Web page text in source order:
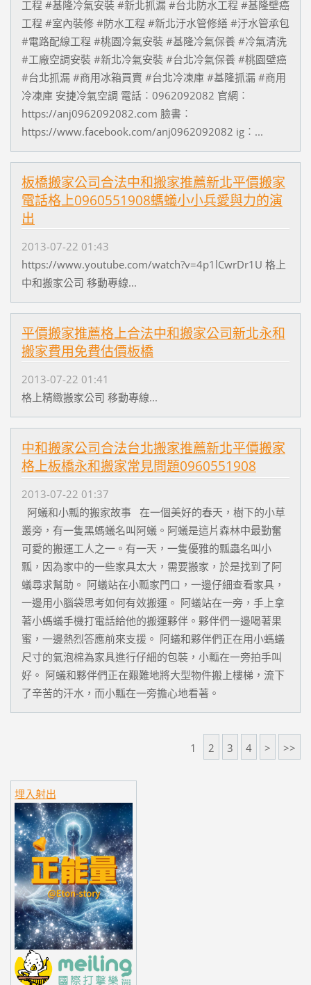
工程 #基隆冷氣安裝 #新北抓漏 #台北防水工程 #基隆壁癌
工程 #室內裝修 #防水工程 #新北汙水管修繕 #汙水管承包
#電路配線工程 #桃園冷氣安裝 #基隆冷氣保養 #冷氣清洗
#工廠空調安裝 #新北冷氣安裝 #台北冷氣保養 #桃園壁癌
#台北抓漏 #商用冰箱買賣 #台北冷凍庫 #基隆抓漏 #商用
冷凍庫 安捷冷氣空調 電話︰0962092082 官網︰
https://anj0962092082.com 臉書︰
https://www.facebook.com/anj0962092082 ig︰...
板橋搬家公司合法中和搬家推薦新北平價搬家
電話格上0960551908螞蟻小小兵愛與力的演
出
2013-07-22 01:43
https://www.youtube.com/watch?v=4p1lCwrDr1U 格上
中和搬家公司 移動專線...
平價搬家推薦格上合法中和搬家公司新北永和
搬家費用免費估價板橋
2013-07-22 01:41
格上精緻搬家公司 移動專線...
中和搬家公司合法台北搬家推薦新北平價搬家
格上板橋永和搬家常見問題0960551908
2013-07-22 01:37
阿蟻和小瓢的搬家故事 在一個美好的春天，樹下的小草
叢旁，有一隻黑螞蟻名叫阿蟻。阿蟻是這片森林中最勤奮
可愛的搬運工人之一。有一天，一隻優雅的瓢蟲名叫小
瓢，因為家中的一些家具太大，需要搬家，於是找到了阿
蟻尋求幫助。 阿蟻站在小瓢家門口，一邊仔細查看家具，
一邊用小腦袋思考如何有效搬運。 阿蟻站在一旁，手上拿
著小螞蟻手機打電話給他的搬運夥伴。夥伴們一邊喝著果
蜜，一邊熱烈答應前來支援。 阿蟻和夥伴們正在用小螞蟻
尺寸的氣泡棉為家具進行仔細的包裝，小瓢在一旁拍手叫
好。 阿蟻和夥伴們正在艱難地將大型物件搬上樓梯，流下
了辛苦的汗水，而小瓢在一旁擔心地看著。
1 2 3 4 > >>
埋入射出